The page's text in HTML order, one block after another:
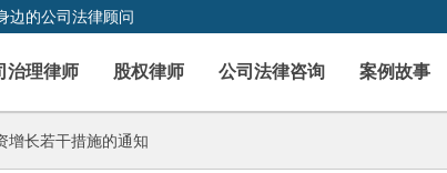
边的公司法律顾问
治理律师 股权律师 公司法律咨询 案例故事
增长若干措施的通知